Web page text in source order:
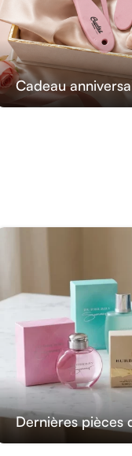
Cadeau
Dernières pièces